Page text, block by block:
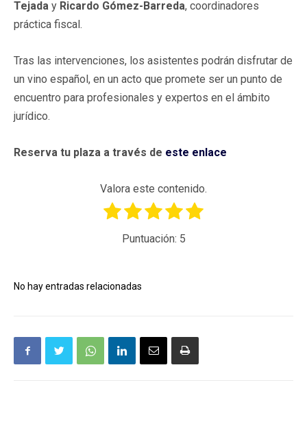
Tejada y Ricardo Gómez-Barreda, coordinadores
práctica fiscal.
Tras las intervenciones, los asistentes podrán disfrutar de
un vino español, en un acto que promete ser un punto de
encuentro para profesionales y expertos en el ámbito
jurídico.
Reserva tu plaza a través de este enlace
Valora este contenido.
Puntuación: 5
No hay entradas relacionadas